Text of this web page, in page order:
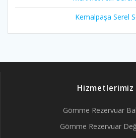
Kemalpaşa Serel
Hizmetlerimiz
Gömme Rezervuar
Gömme Rezervuar